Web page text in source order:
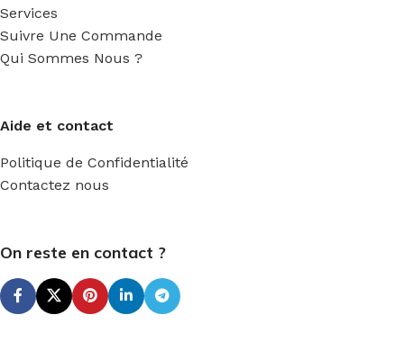
Services
Suivre Une Commande
Qui Sommes Nous ?
Aide et contact
Politique de Confidentialité
Contactez nous
On reste en contact ?